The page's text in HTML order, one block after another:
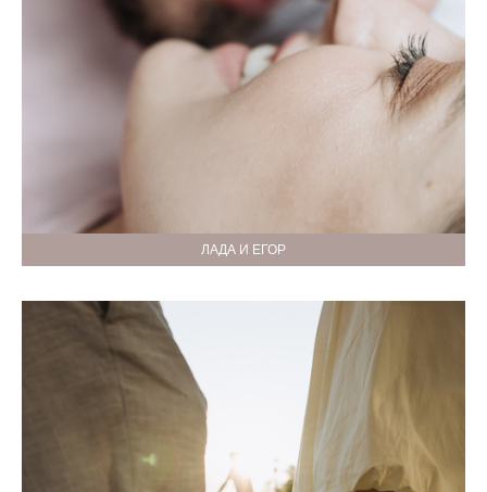
ЛАДА И ЕГОР